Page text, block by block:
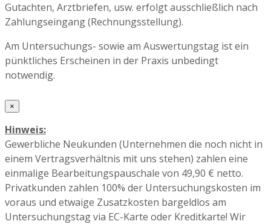
Gutachten, Arztbriefen, usw. erfolgt ausschließlich nach
Zahlungseingang (Rechnungsstellung).
Am Untersuchungs- sowie am Auswertungstag ist ein
pünktliches Erscheinen in der Praxis unbedingt
notwendig.
×
Hinweis:
Gewerbliche Neukunden (Unternehmen die noch nicht in
einem Vertragsverhältnis mit uns stehen) zahlen eine
einmalige Bearbeitungspauschale von 49,90 € netto.
Privatkunden zahlen 100% der Untersuchungskosten im
voraus und etwaige Zusatzkosten bargeldlos am
Untersuchungstag via EC-Karte oder Kreditkarte! Wir